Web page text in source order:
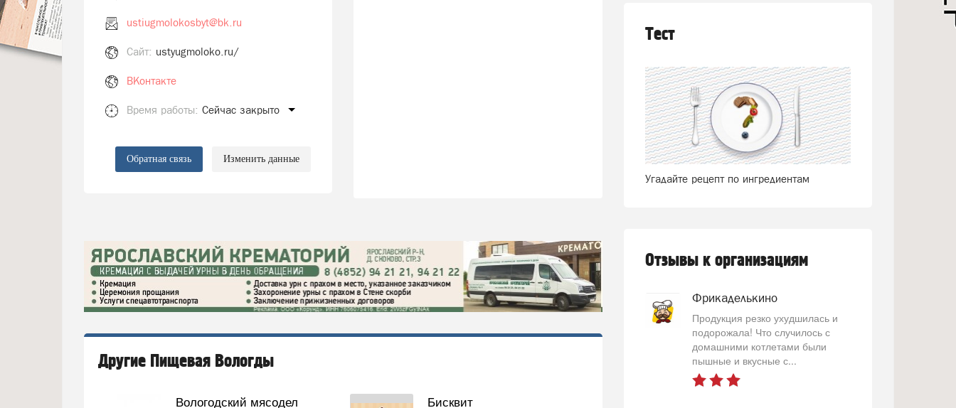
ustiugmolokosbyt@bk.ru
Сайт: ustyugmoloko.ru/
ВКонтакте
Время работы: Сейчас закрыто
Обратная связь Изменить данные
Другие Пищевая Вологды
Вологодский мясодел Бисквит
Тест
Угадайте рецепт по ингредиентам
Отзывы к организациям
Фрикаделькино
Продукция резко ухудшилась и
подорожала! Что случилось с
домашними котлетами были
пышные и вкусные с...